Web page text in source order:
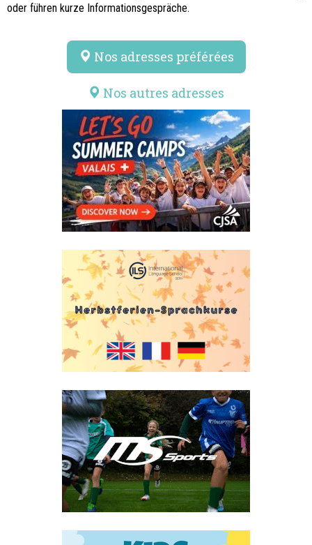
oder führen kurze Informationsgespräche.
Nos adresses préférées
Nos autres adresses